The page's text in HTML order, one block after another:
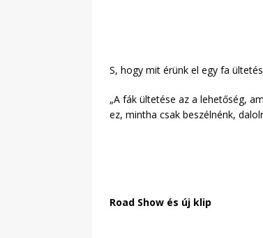
S, hogy mit érünk el egy fa
„A fák ültetése az a lehetőség,
ez, mintha csak beszélnénk,
Road Show és új klip